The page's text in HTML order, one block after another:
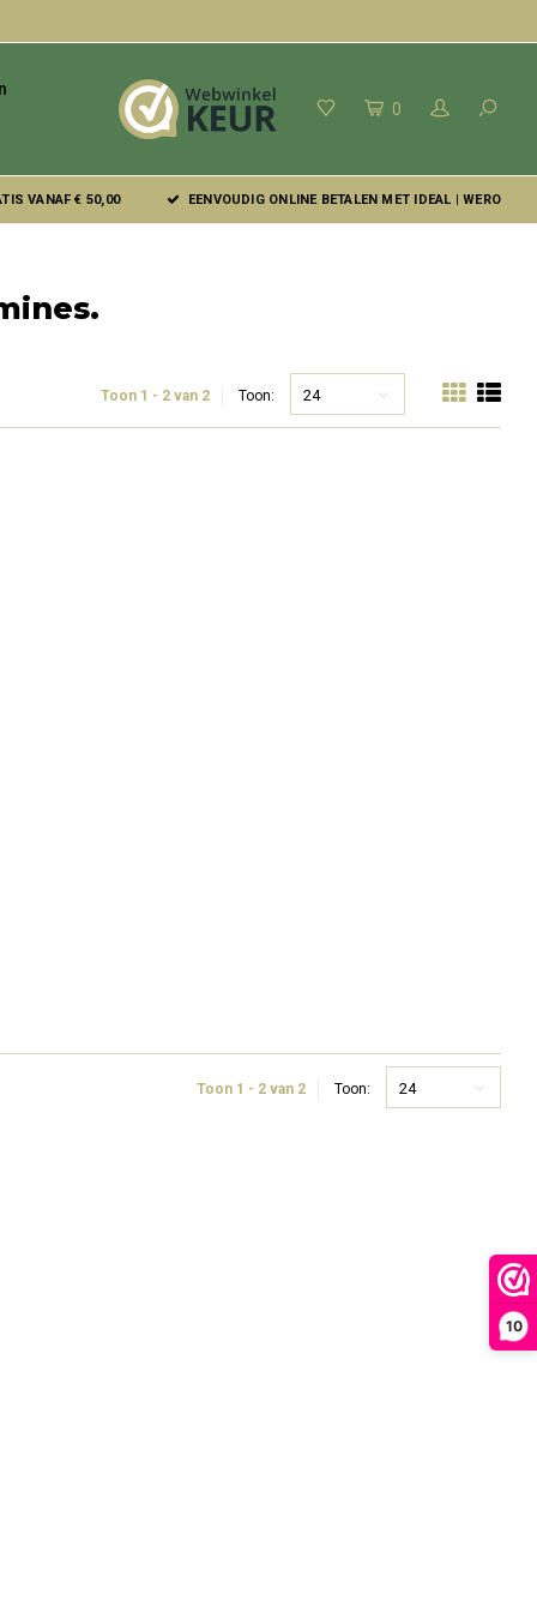
10
0
VANAF € 50,00 EENVOUDIG ONLINE BETALEN MET IDEAL | WERO
Toon 1 - 2 van 2 Toon: 24
Toon 1 - 2 van 2 Toon: 24